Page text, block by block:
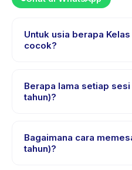
Untuk usia berapa
cocok?
sampai 12 tahun. Instruktur
untuk berbagai tingkat
Berapa lama setiap sesi
tahun)?
sekitar 1 jam. Datang 10
check-in yang lancar.
Bagaimana cara
tahun)?